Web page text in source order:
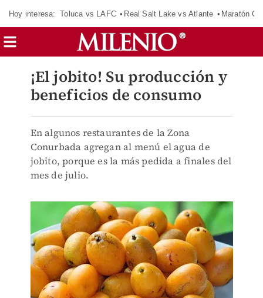
Hoy interesa: Toluca vs LAFC Real Salt Lake vs Atlante Maratón
¡El jobito! Su producción y
beneficios de consumo
En algunos restaurantes de la Zona
Conurbada agregan al menú el agua de
jobito, porque es la más pedida a finales del
mes de julio.